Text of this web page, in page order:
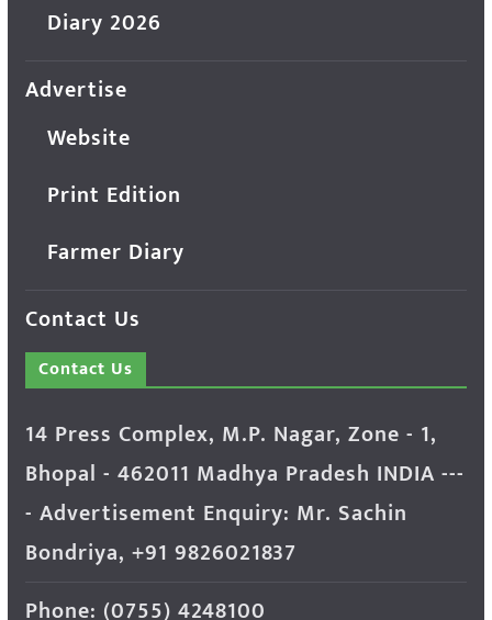
Diary 2026
Advertise
Website
Print Edition
Farmer Diary
Contact Us
Contact Us
14 Press Complex, M.P. Nagar, Zone - 1,
Bhopal - 462011 Madhya Pradesh INDIA ---
- Advertisement Enquiry: Mr. Sachin
Bondriya, +91 9826021837
Phone: (0755) 4248100